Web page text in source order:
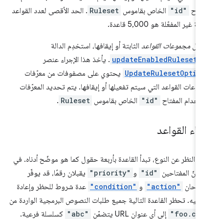
"id" الخاص بقاموس Ruleset . الحد الأقصى لعدد القواعد
غير المفعّلة هو 5,000 قاعدة.
مجموعات القواعدالثابتة أو إيقافها، استخدِم الدالة
. يأخذ هذا الإجراء عنصر
يحتوي على مصفوفات من معرّفات
القواعد التي سيتم تفعيلها أو إيقافها. يتم تحديد المعرّفات
المفتاح "id" الخاص بقاموس Ruleset
.
القواعد
النظر عن النوع، تبدأ القاعدة بأربعة حقول كما هو موضّح أدناه. في
أنّ المفتاحين "id" و "priority" يقبلان رقمًا، قد يوفّر
"action" و "condition" عدة شروط للحظر وإعادة
تحظر القاعدة التالية جميع طلبات النصوص البرمجية الواردة من
إلى أي عنوان URL يتضمّن "abc" كسلسلة فرعية.